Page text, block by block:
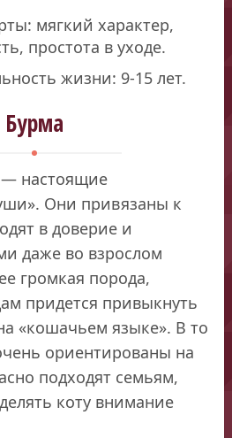
мягкий характер,
простота в уходе.
жизни: 9-15 лет.
Бурма
— настоящие
Они привязаны к
в доверие и
даже во взрослом
громкая порода,
придется привыкнуть
«кошачьем языке». В то
ориентированы на
подходят семьям,
коту внимание